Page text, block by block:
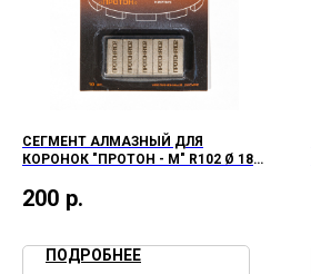
СЕГМЕНТ АЛМАЗНЫЙ ДЛЯ
КОРОНОК "ПРОТОН - М" R102 Ø 182-
200 р.
ПОДРОБНЕЕ